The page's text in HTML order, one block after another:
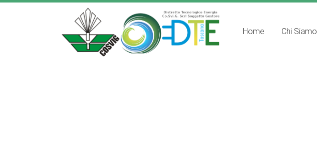
Home Chi Siamo